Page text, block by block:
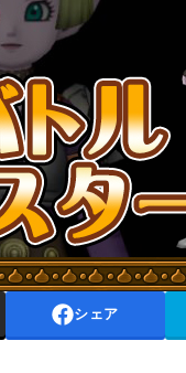
シェア